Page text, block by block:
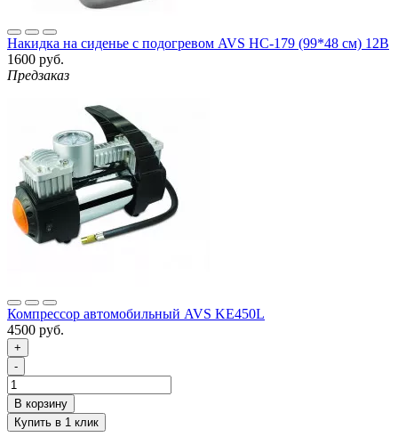
Накидка на сиденье с подогревом AVS HC-179 (99*48 см) 12В
1600 руб.
Предзаказ
Компрессор автомобильный AVS KE450L
4500 руб.
+
-